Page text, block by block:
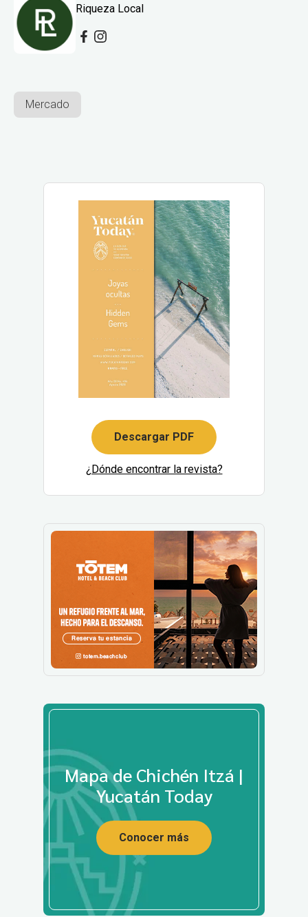
Riqueza Local
Mercado
Descargar PDF
¿Dónde encontrar la revista?
Mapa de Chichén Itzá |
Yucatán Today
Conocer más